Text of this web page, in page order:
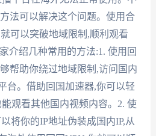
法可以解决这个问题。使用合
可以突破地域限制,顺利观看
介绍几种常用的方法:1. 使用回
帮助你绕过地域限制,访问国内
台。借助回国加速器,你可以轻
观看其他国内视频内容。2. 使
将你的IP地址伪装成国内IP,从